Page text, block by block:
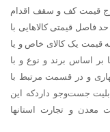
قیمت کف و سقف اقدام
فاصل قیمتی کالاهایی با
قیمت یک کالای خاص و یا
اساس برند و نوع و با
و در قسمت مرتبط با
وجود داشته و قابلیت جست‌وجو داردکه این
معدن و تجارت استانها